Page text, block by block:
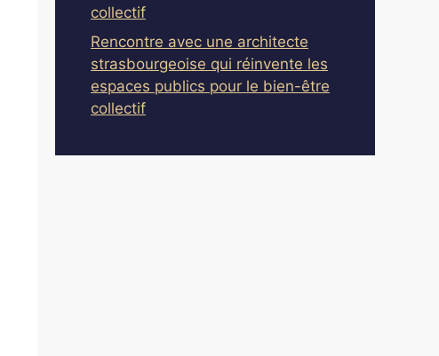
collectif
Rencontre avec une architecte
strasbourgeoise qui réinvente les
espaces publics pour le bien-être
collectif